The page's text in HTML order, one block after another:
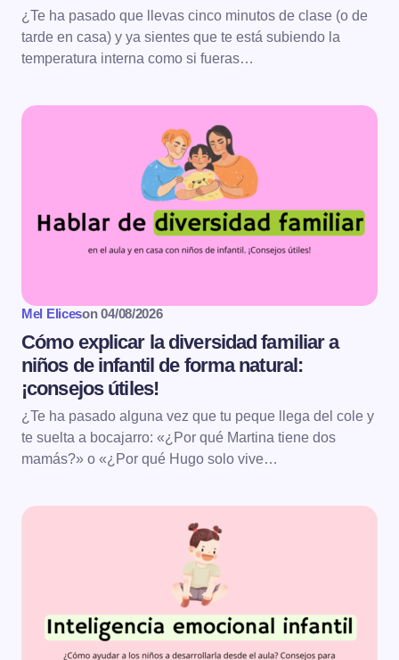
¿Te ha pasado que llevas cinco minutos de clase (o de
tarde en casa) y ya sientes que te está subiendo la
temperatura interna como si fueras…
Mel Eliceson 04/08/2026
Cómo explicar la diversidad familiar a
niños de infantil de forma natural:
¡consejos útiles!
¿Te ha pasado alguna vez que tu peque llega del cole y
te suelta a bocajarro: «¿Por qué Martina tiene dos
mamás?» o «¿Por qué Hugo solo vive…